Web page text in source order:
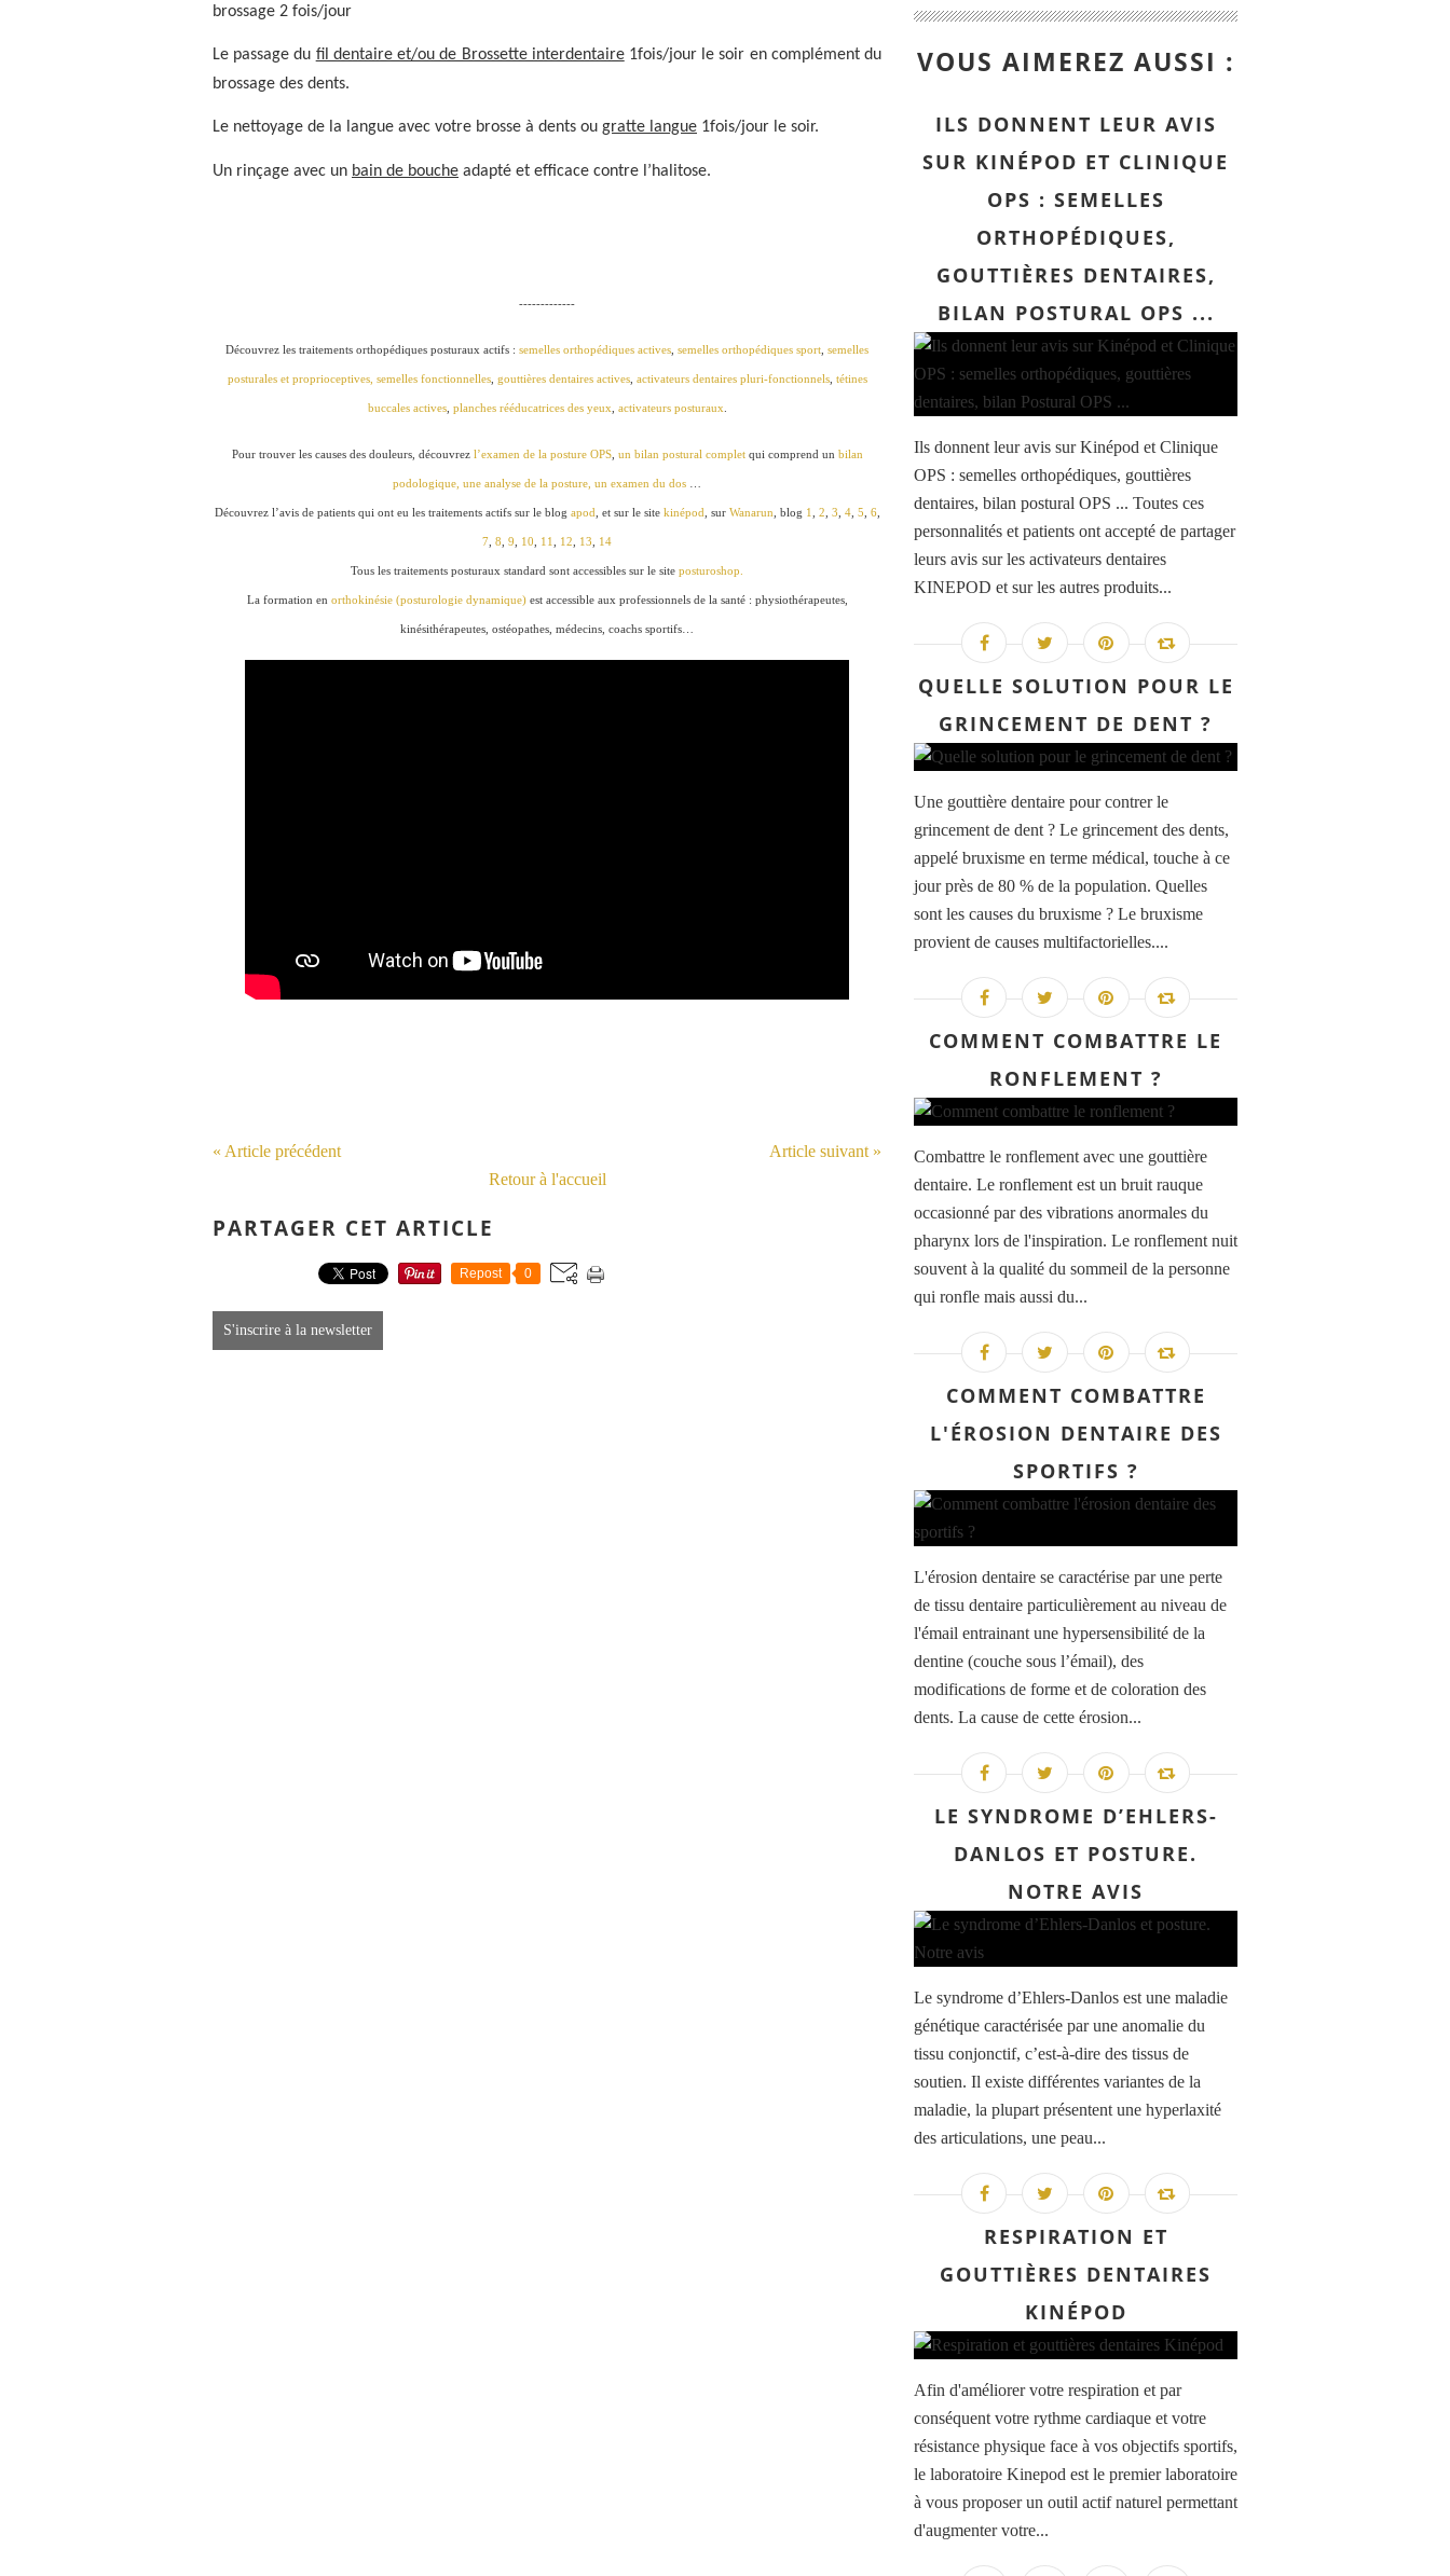
brossage 2 fois/jour
Le passage du fil dentaire et/ou de Brossette interdentaire1fois/jour le soir en complément du
brossage des dents.
Le nettoyage de la langue avec votre brosse à dents ou gratte langue 1fois/jour le soir.
Un rinçage avec un bain de bouche adapté et efficace contre l’halitose.
-------------
Découvrez les traitements orthopédiques posturaux actifs : semelles orthopédiques actives semelles orthopédiques sport semelles
posturales et proprioceptives, semelles fonctionnelles, gouttières dentaires actives, activateurs dentaires pluri-fonctionnels, tétines
buccales actives, planches rééducatrices des yeux activateurs posturaux
Pour trouver les causes des douleurs, découvrez l’examen de la posture OPS, un bilan postural completqui comprend un bilan
podologique, une analyse de la posture, un examen du dos
Découvrez l’avis de patients qui ont eu les traitements actifs sur le blog apod , et sur le sitekinépod , sur Wanarun , blog 1 2 3 4, 5 6,
7 8 9 10 11 12 13 14
Tous les traitements posturaux standard sont accessibles sur le site posturoshop.
La formation en orthokinésie (posturologie dynamique)est accessible aux professionnels de la santé : physiothérapeutes,
kinésithérapeutes, ostéopathes, médecins, coachs sportifs…
« Article précédent
Article suivant »
Retour à l'accueil
PARTAGER CET ARTICLE
Repost 0
S'inscrire à la newsletter
VOUS AIMEREZ AUSSI :
ILS DONNENT LEUR AVIS
SUR KINÉPOD ET CLINIQUE
OPS : SEMELLES
ORTHOPÉDIQUES,
GOUTTIÈRES DENTAIRES,
BILAN POSTURAL OPS ...
Ils donnent leur avis sur Kinépod et Clinique
OPS : semelles orthopédiques, gouttières
dentaires, bilan postural OPS ... Toutes ces
personnalités et patients ont accepté de partager
leurs avis sur les activateurs dentaires
KINEPOD et sur les autres produits...
QUELLE SOLUTION POUR LE
GRINCEMENT DE DENT ?
Une gouttière dentaire pour contrer le
grincement de dent ? Le grincement des dents,
appelé bruxisme en terme médical, touche à ce
jour près de 80 % de la population. Quelles
sont les causes du bruxisme ? Le bruxisme
provient de causes multifactorielles....
COMMENT COMBATTRE LE
RONFLEMENT ?
Combattre le ronflement avec une gouttière
dentaire. Le ronflement est un bruit rauque
occasionné par des vibrations anormales du
pharynx lors de l'inspiration. Le ronflement nuit
souvent à la qualité du sommeil de la personne
qui ronfle mais aussi du...
COMMENT COMBATTRE
L'ÉROSION DENTAIRE DES
SPORTIFS ?
L'érosion dentaire se caractérise par une perte
de tissu dentaire particulièrement au niveau de
l'émail entrainant une hypersensibilité de la
dentine (couche sous l’émail), des
modifications de forme et de coloration des
dents. La cause de cette érosion...
LE SYNDROME D’EHLERS-
DANLOS ET POSTURE.
NOTRE AVIS
Le syndrome d’Ehlers-Danlos est une maladie
génétique caractérisée par une anomalie du
tissu conjonctif, c’est-à-dire des tissus de
soutien. Il existe différentes variantes de la
maladie, la plupart présentent une hyperlaxité
des articulations, une peau...
RESPIRATION ET
GOUTTIÈRES DENTAIRES
KINÉPOD
Afin d'améliorer votre respiration et par
conséquent votre rythme cardiaque et votre
résistance physique face à vos objectifs sportifs,
le laboratoire Kinepod est le premier laboratoire
à vous proposer un outil actif naturel permettant
d'augmenter votre...